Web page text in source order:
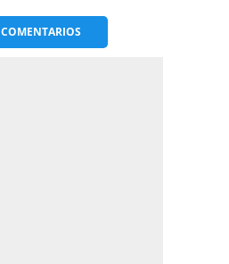
COMENTARIOS